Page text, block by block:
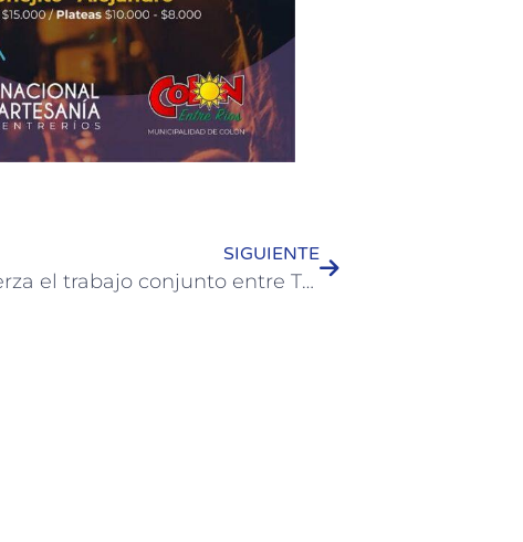
SIGUIENTE
Se refuerza el trabajo conjunto entre Turismo y la empresa local EntreNuts